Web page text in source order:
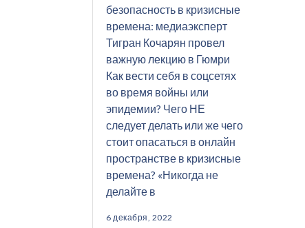
безопасность в кризисные
времена: медиаэксперт
Тигран Кочарян провел
важную лекцию в Гюмри
Как вести себя в соцсетях
во время войны или
эпидемии? Чего НЕ
следует делать или же чего
стоит опасаться в онлайн
пространстве в кризисные
времена? «Никогда не
делайте в
6 декабря, 2022